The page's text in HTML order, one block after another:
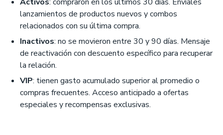
lanzamientos de productos nuevos y combos
relacionados con su última compra.
Inactivos: no se movieron entre 30 y 90 días. Mensaje
de reactivación con descuento específico para recuperar
la relación.
VIP: tienen gasto acumulado superior al promedio o
compras frecuentes. Acceso anticipado a ofertas
especiales y recompensas exclusivas.